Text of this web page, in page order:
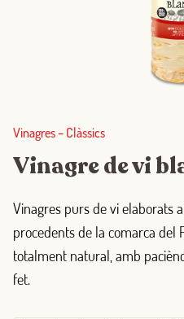
Vinagres– Clàssics
Vinagre de vi
Vinagres purs de vi elaborats
procedents de la comarca del
totalment natural, amb
fet.